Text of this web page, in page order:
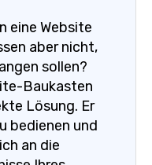
eine Website
aber nicht,
sollen?
Baukasten
Lösung. Er
bedienen und
an die